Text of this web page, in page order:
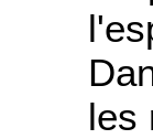
les